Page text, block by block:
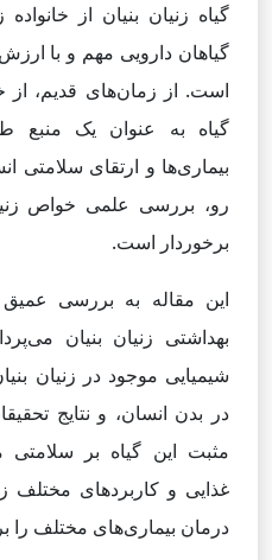
گیاه زنیان بنیان از
گیاهان دارویی مهم و با
است. از زمان‌های قدیم،
گیاه به عنوان یک منبع
بیماری‌ها و ارتقای سلامتی
رو، بررسی علمی خواص
برخوردار است.
این مقاله به بررسی
بهداشتی زنیان بنیان
شیمیایی موجود در زنیان
در بدن انسان، و نتایج
مثبت این گیاه بر سلامتی
غذایی و کاربردهای مختلف
درمان بیماری‌های مختلف را